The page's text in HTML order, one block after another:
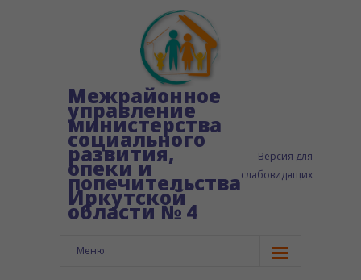
Межрайонное
управление
министерства
социального
развития,
опеки и
попечительства
Иркутской
области № 4
Версия для
слабовидящих
Меню